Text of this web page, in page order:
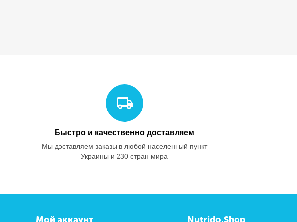
Быстро и качественно доставляем
Мы доставляем заказы в любой населенный пункт
Украины и 230 стран мира
Мой аккаунт Nutrido.Shop